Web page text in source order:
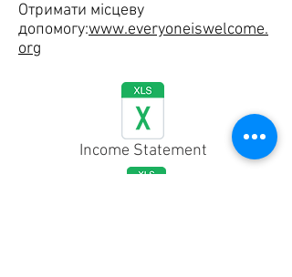
Отримати місцеву
допомогу:www.everyoneiswelcome.
org
Income Statement